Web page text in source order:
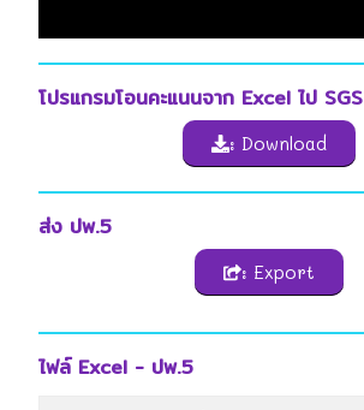
โปรแกรมโอนคะแนนจาก Excel ไป SGS
: Download
ส่ง ปพ.5
: Export
ไฟล์ Excel - ปพ.5